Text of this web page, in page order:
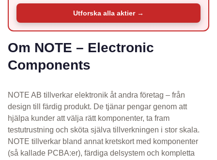
Utforska alla aktier →
Om NOTE – Electronic
Components
NOTE AB tillverkar elektronik åt andra företag – från
design till färdig produkt. De tjänar pengar genom att
hjälpa kunder att välja rätt komponenter, ta fram
testutrustning och sköta själva tillverkningen i stor skala.
NOTE tillverkar bland annat kretskort med komponenter
(så kallade PCBA:er), färdiga delsystem och kompletta